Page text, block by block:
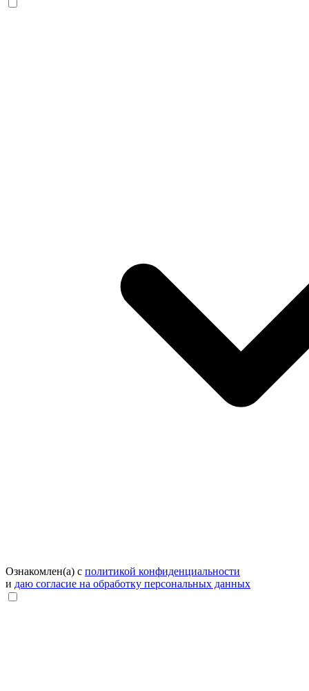
Ознакомлен(а) с политикой конфиденциальности
и даю согласие на обработку персональных данных